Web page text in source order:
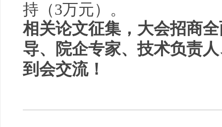
持（3万元）。
相关论文征集，大会招商
导、院企专家、技术负责
到会交流！